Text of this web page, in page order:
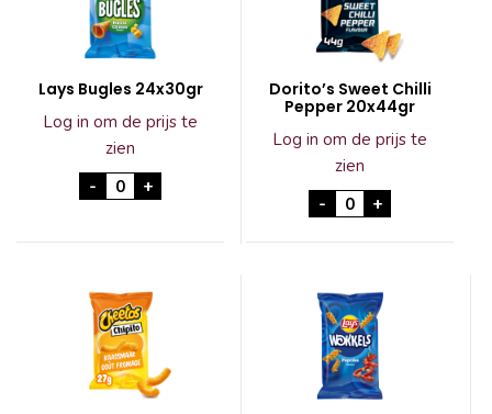
Lays Bugles 24x30gr
Log in om de prijs te
zien
- Lays Bugles 24x30gr aantal
+
Dorito’s Sweet Chilli
Pepper 20x44gr
Log in om de prijs te
zien
- Dorito's Sweet
+